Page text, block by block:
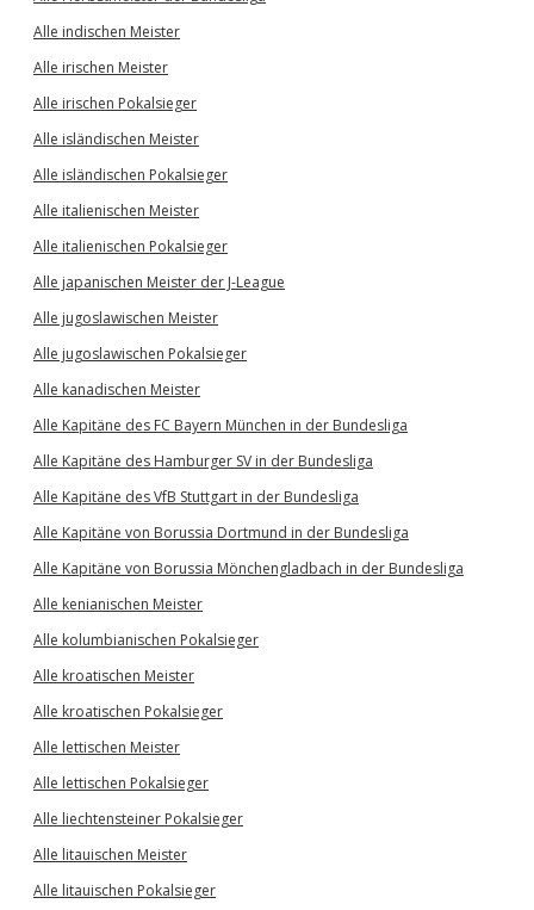
Alle indischen Meister
Alle irischen Meister
Alle irischen Pokalsieger
Alle isländischen Meister
Alle isländischen Pokalsieger
Alle italienischen Meister
Alle italienischen Pokalsieger
Alle japanischen Meister der J-League
Alle jugoslawischen Meister
Alle jugoslawischen Pokalsieger
Alle kanadischen Meister
Alle Kapitäne des FC Bayern München in der Bundesliga
Alle Kapitäne des Hamburger SV in der Bundesliga
Alle Kapitäne des VfB Stuttgart in der Bundesliga
Alle Kapitäne von Borussia Dortmund in der Bundesliga
Alle Kapitäne von Borussia Mönchengladbach in der Bundesliga
Alle kenianischen Meister
Alle kolumbianischen Pokalsieger
Alle kroatischen Meister
Alle kroatischen Pokalsieger
Alle lettischen Meister
Alle lettischen Pokalsieger
Alle liechtensteiner Pokalsieger
Alle litauischen Meister
Alle litauischen Pokalsieger